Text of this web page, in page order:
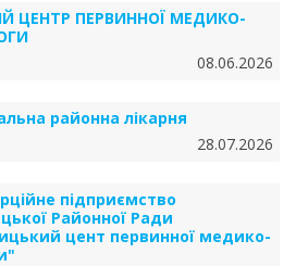
ЦЕНТР ПЕРВИННОЇ МЕДИКО-
08.06.2026
районна лікарня
28.07.2026
підприємство
Районної Ради
цент первинної медико-